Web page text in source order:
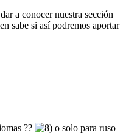
a conocer nuestra sección
sabe si así podremos aportar
??
o solo para ruso